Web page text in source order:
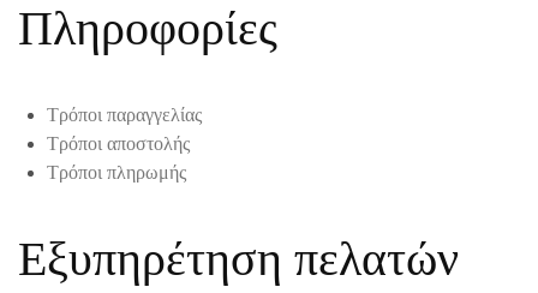
Πληροφορίες
Τρόποι παραγγελίας
Τρόποι αποστολής
Τρόποι πληρωμής
Εξυπηρέτηση πελατών